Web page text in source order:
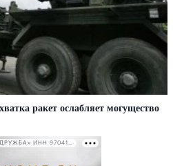
ракет ослабляет могущество
РЕКЛАМА • ООО «ДРУЖБА» ИНН 9704146411